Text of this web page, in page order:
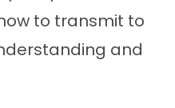
to transmit to
and